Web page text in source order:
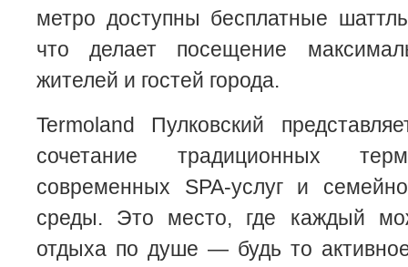
метро доступны бесплатные
что делает посещение
жителей и гостей города.
Termoland Пулковский
сочетание традиционных
современных SPA-услуг и
среды. Это место, где каждый
отдыха по душе — будь то